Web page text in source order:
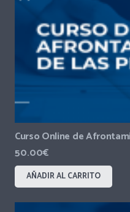
Curso Online de
50.00€
AÑADIR AL CARRITO